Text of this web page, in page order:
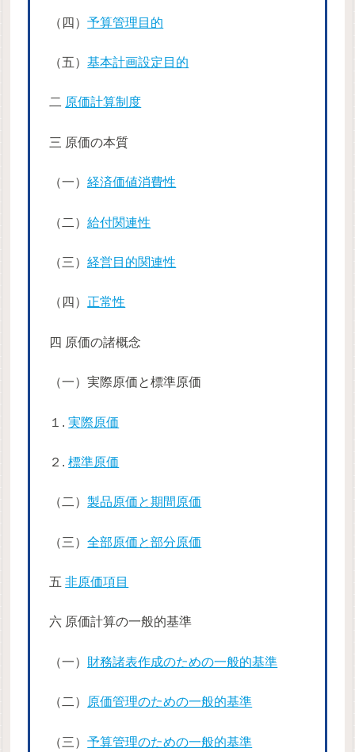
（四）予算管理目的
（五）基本計画設定目的
二 原価計算制度
三 原価の本質
（一）経済価値消費性
（二）給付関連性
（三）経営目的関連性
（四） 正常性
四 原価の諸概念
（一）実際原価と標準原価
１.実際原価
２.標準原価
（二）製品原価と期間原価
（三）全部原価と部分原価
五非原価項目
六 原価計算の一般的基準
（一） 財務諸表作成のための一般的基準
（二） 原価管理のための一般的基準
（三）予算管理のための一般的基準